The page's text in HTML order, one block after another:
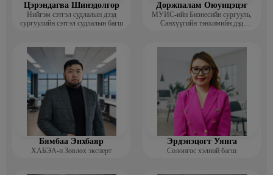
Цэрэндагва Шинэдолгор
Нийгэм сэтгэл судлалын дээд
сургуулийн сэтгэл судлалын багш
Доржпалам Оюунцэцэг
МУИС-ийн Бизнесийн сургууль,
Санхүүгийн тэнхимийн дэд
Бямбаа Энхбаяр
ХАБЭА-н Зөвлөх эксперт
Эрдэнэцогт Уянга
Солонгос хэлний багш